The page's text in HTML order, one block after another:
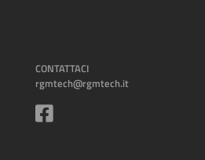
CONTATTACI
rgmtech@rgmtech.it